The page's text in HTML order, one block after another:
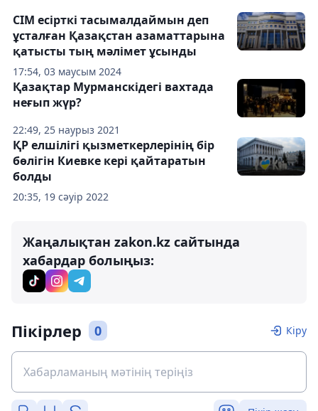
17:54, 03 маусым 2024
СІМ есірткі тасымалдаймын деп
ұсталған Қазақстан азаматтарына
қатысты тың мәлімет ұсынды
22:49, 25 наурыз 2021
Қазақтар Мурманскідегі вахтада
неғып жүр?
20:35, 19 сәуір 2022
ҚР елшілігі қызметкерлерінің бір
бөлігін Киевке кері қайтаратын
болды
Жаңалықтан zakon.kz сайтында
хабардар болыңыз:
Пікірлер 0 Кіру